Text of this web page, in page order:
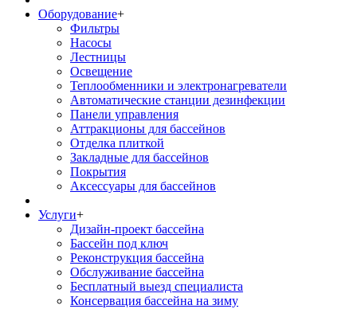
Оборудование+
Фильтры
Насосы
Лестницы
Освещение
Теплообменники и электронагреватели
Автоматические станции дезинфекции
Панели управления
Аттракционы для бассейнов
Отделка плиткой
Закладные для бассейнов
Покрытия
Аксессуары для бассейнов
Услуги+
Дизайн-проект бассейна
Бассейн под ключ
Реконструкция бассейна
Обслуживание бассейна
Бесплатный выезд специалиста
Консервация бассейна на зиму